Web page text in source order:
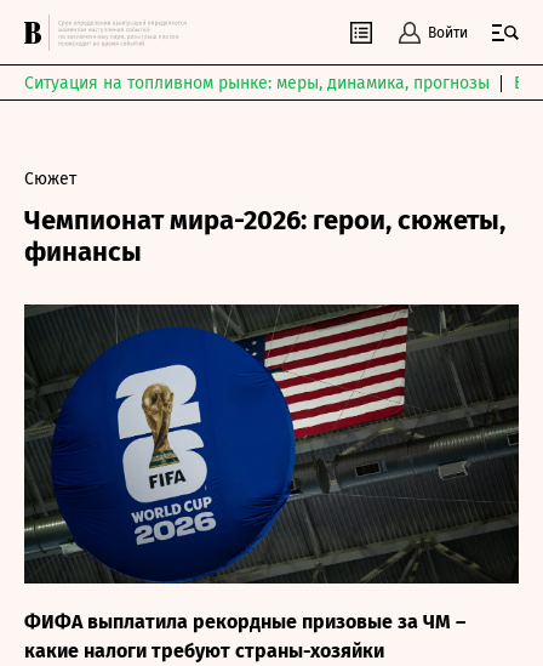
Войти
Ситуация на топливном рынке: меры, динамика, прогнозы
Сюжет
Чемпионат мира-2026: герои, сюжеты,
финансы
ФИФА выплатила рекордные призовые за ЧМ –
какие налоги требуют страны-хозяйки